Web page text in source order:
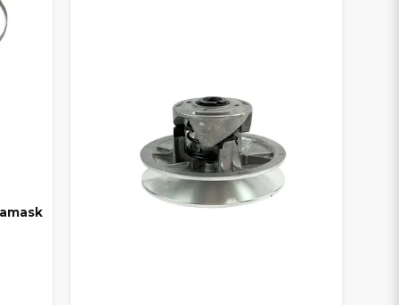
kvaliteten.
– DU VÄLJER SJÄLV
så att du kan hitta det som passar din
samlat hos oss.